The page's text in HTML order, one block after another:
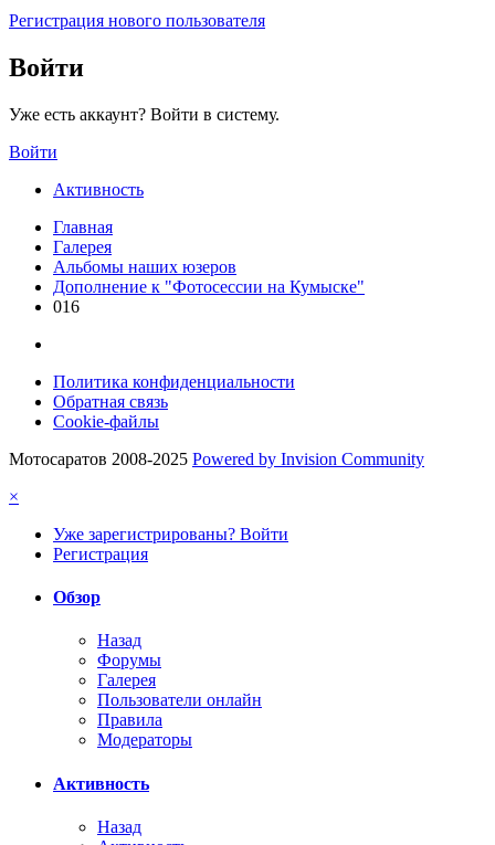
Регистрация нового пользователя
Войти
Уже есть аккаунт? Войти в систему.
Войти
Активность
Главная
Галерея
Альбомы наших юзеров
Дополнение к "Фотосессии на Кумыске"
016
Политика конфиденциальности
Обратная связь
Cookie-файлы
Мотосаратов 2008-2025 Powered by Invision Community
×
Уже зарегистрированы? Войти
Регистрация
Обзор
Назад
Форумы
Галерея
Пользователи онлайн
Правила
Модераторы
Активность
Назад